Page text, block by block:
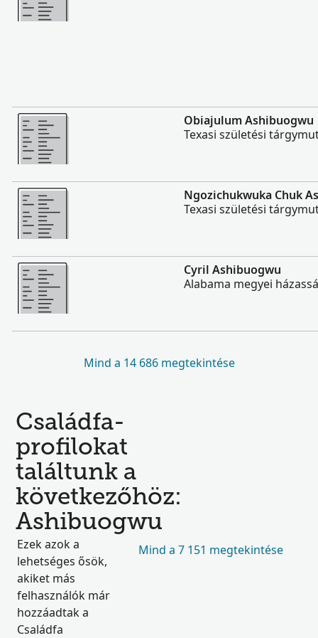
Több
Obiajulum Ashibuogwu
Texasi születési
Több
Ngozichukwuka Chuk
Texasi születési
Több
Cyril Ashibuogwu
Alabama megyei
Mind a 14 686 megtekintése
Családfa-
profilokat
találtunk a
következőhöz:
Ashibuogwu
Ezek azok a
lehetséges ősök,
akiket más
felhasználók már
hozzáadtak a
Családfa
Mind a 7 151 megtekintése